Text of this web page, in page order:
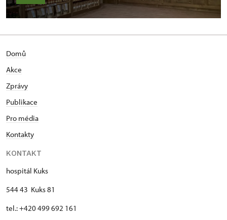
Domů
Akce
Zprávy
Publikace
Pro média
Kontakty
KONTAKT
hospitál Kuks
544 43 Kuks 81
tel.: +420 499 692 161